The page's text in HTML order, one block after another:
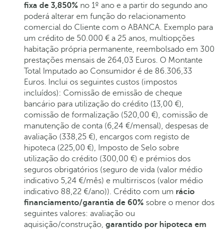
fixa de 3,850% no 1º ano e a partir do segundo ano
poderá alterar em função do relacionamento
comercial do Cliente com o ABANCA. Exemplo para
um crédito de 50.000 € a 25 anos, multiopções
habitação própria permanente, reembolsado em 300
prestações mensais de 264,03 Euros. O Montante
Total Imputado ao Consumidor é de 86.306,33
Euros. Inclui os seguintes custos (impostos
incluídos): Comissão de emissão de cheque
bancário para utilização do crédito (13,00 €),
comissão de formalização (520,00 €), comissão de
manutenção de conta (6,24 €/mensal), despesas de
avaliação (338,25 €), encargos com registo de
hipoteca (225,00 €), Imposto de Selo sobre
utilização do crédito (300,00 €) e prémios dos
seguros obrigatórios (seguro de vida (valor médio
indicativo 5,24 €/mês) e multirriscos (valor médio
indicativo 88,22 €/ano)). Crédito com um rácio
financiamento/garantia de 60% sobre o menor dos
seguintes valores: avaliação ou
aquisição/construção, garantido por hipoteca em